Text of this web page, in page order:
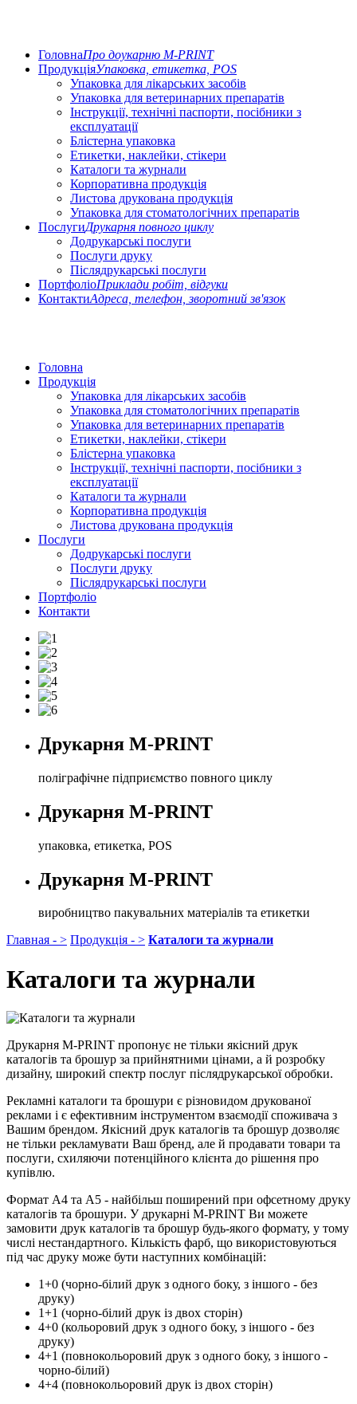
ГоловнаПро доукарню M-PRINT
ПродукціяУпаковка, етикетка, POS
Упаковка для лікарських засобів
Упаковка для ветеринарних препаратів
Інструкції, технічні паспорти, посібники з
експлуатації
Блістерна упаковка
Етикетки, наклейки, стікери
Каталоги та журнали
Корпоративна продукція
Листова друкована продукція
Упаковка для стоматологічних препаратів
ПослугиДрукарня повного циклу
Додрукарські послуги
Послуги друку
Післядрукарські послуги
ПортфоліоПриклади робіт, відгуки
КонтактиАдреса, телефон, зворотний зв'язок
Головна
Продукція
Упаковка для лікарських засобів
Упаковка для стоматологічних препаратів
Упаковка для ветеринарних препаратів
Етикетки, наклейки, стікери
Блістерна упаковка
Інструкції, технічні паспорти, посібники з
експлуатації
Каталоги та журнали
Корпоративна продукція
Листова друкована продукція
Послуги
Додрукарські послуги
Послуги друку
Післядрукарські послуги
Портфоліо
Контакти
Друкарня M-PRINT
поліграфічне підприємство повного циклу
Друкарня M-PRINT
упаковка, етикетка, POS
Друкарня M-PRINT
виробництво пакувальних матеріалів та етикетки
Главная - > Продукція - > Каталоги та журнали
Каталоги та журнали
Друкарня M-PRINT пропонує не тільки якісний друк
каталогів та брошур за прийнятними цінами, а й розробку
дизайну, широкий спектр послуг післядрукарської обробки.
Рекламні каталоги та брошури є різновидом друкованої
реклами і є ефективним інструментом взаємодії споживача з
Вашим брендом. Якісний друк каталогів та брошур дозволяє
не тільки рекламувати Ваш бренд, але й продавати товари та
послуги, схиляючи потенційного клієнта до рішення про
купівлю.
Формат А4 та А5 - найбільш поширений при офсетному друку
каталогів та брошури. У друкарні M-PRINT Ви можете
замовити друк каталогів та брошур будь-якого формату, у тому
числі нестандартного. Кількість фарб, що використовуються
під час друку може бути наступних комбінацій:
1+0 (чорно-білий друк з одного боку, з іншого - без
друку)
1+1 (чорно-білий друк із двох сторін)
4+0 (кольоровий друк з одного боку, з іншого - без
друку)
4+1 (повнокольоровий друк з одного боку, з іншого -
чорно-білий)
4+4 (повнокольоровий друк із двох сторін)